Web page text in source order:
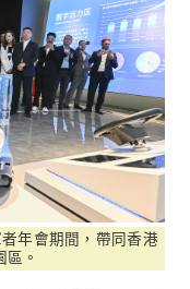
年會期間，帶同香港
。